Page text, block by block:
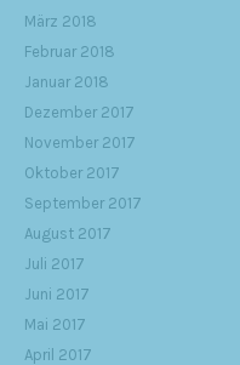
März 2018
Februar 2018
Januar 2018
Dezember 2017
November 2017
Oktober 2017
September 2017
August 2017
Juli 2017
Juni 2017
Mai 2017
April 2017